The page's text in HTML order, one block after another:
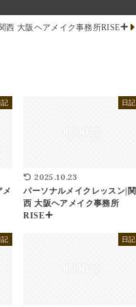
西 大阪ヘアメイク事務所RISE
記 日記
2025.10.23
パーソナルメイクレッスン|関
西 大阪ヘアメイク事務所
RISE
記 日記